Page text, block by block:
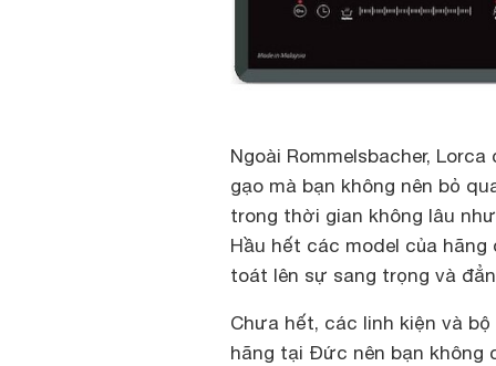
Ngoài Rommelsbacher,
gạo mà bạn không nên bỏ
trong thời gian không lâu
Hầu hết các model của
toát lên sự sang trọng và
Chưa hết, các linh kiện và
hãng tại Đức nên bạn không